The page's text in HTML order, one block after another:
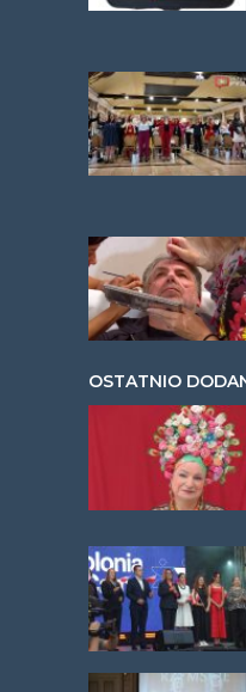
OSTATNIO